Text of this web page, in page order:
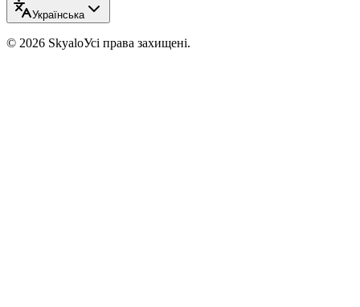
Українська
© 2026 SkyaloУсі права захищені.